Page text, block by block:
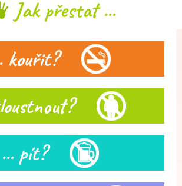
Jak přestat ...
kouřit?
... pít?